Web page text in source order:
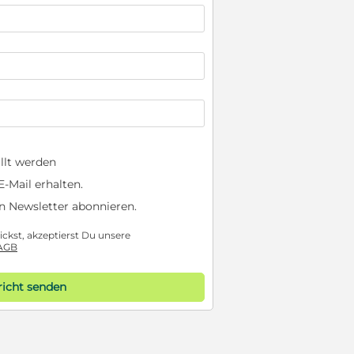
werden
Mail erhalten.
Newsletter abonnieren.
akzeptierst Du unsere
senden